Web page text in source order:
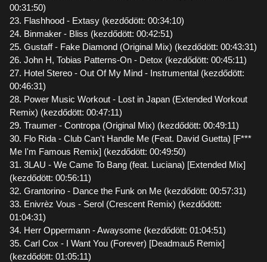
00:31:50)
23. Flashhood - Extasy (kezdődött: 00:34:10)
24. Binmaker - Bliss (kezdődött: 00:42:51)
25. Gustaff - Fake Diamond (Original Mix) (kezdődött: 00:43:31)
26. John H, Tobias Patterns-On - Detox (kezdődött: 00:45:11)
27. Hotel Stereo - Out Of My Mind - Instrumental (kezdődött:
00:46:31)
28. Power Music Workout - Lost in Japan (Extended Workout
Remix) (kezdődött: 00:47:11)
29. Traumer - Contropa (Original Mix) (kezdődött: 00:49:11)
30. Flo Rida - Club Can't Handle Me (Feat. David Guetta) [F***
Me I'm Famous Remix] (kezdődött: 00:49:50)
31. 3LAU - We Came To Bang (feat. Luciana) [Extended Mix]
(kezdődött: 00:56:11)
32. Grantorino - Dance the Funk on Me (kezdődött: 00:57:31)
33. Enivrèz Vous - Serol (Crescent Remix) (kezdődött:
01:04:31)
34. Herr Oppermann - Awaysome (kezdődött: 01:04:51)
35. Carl Cox - I Want You (Forever) [Deadmau5 Remix]
(kezdődött: 01:05:11)